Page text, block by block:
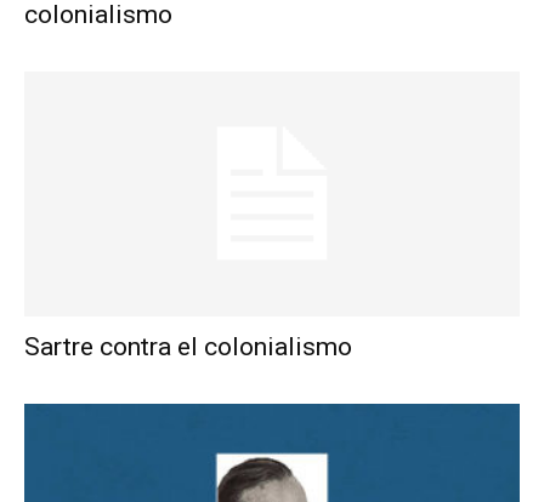
colonialismo
Sartre contra el colonialismo